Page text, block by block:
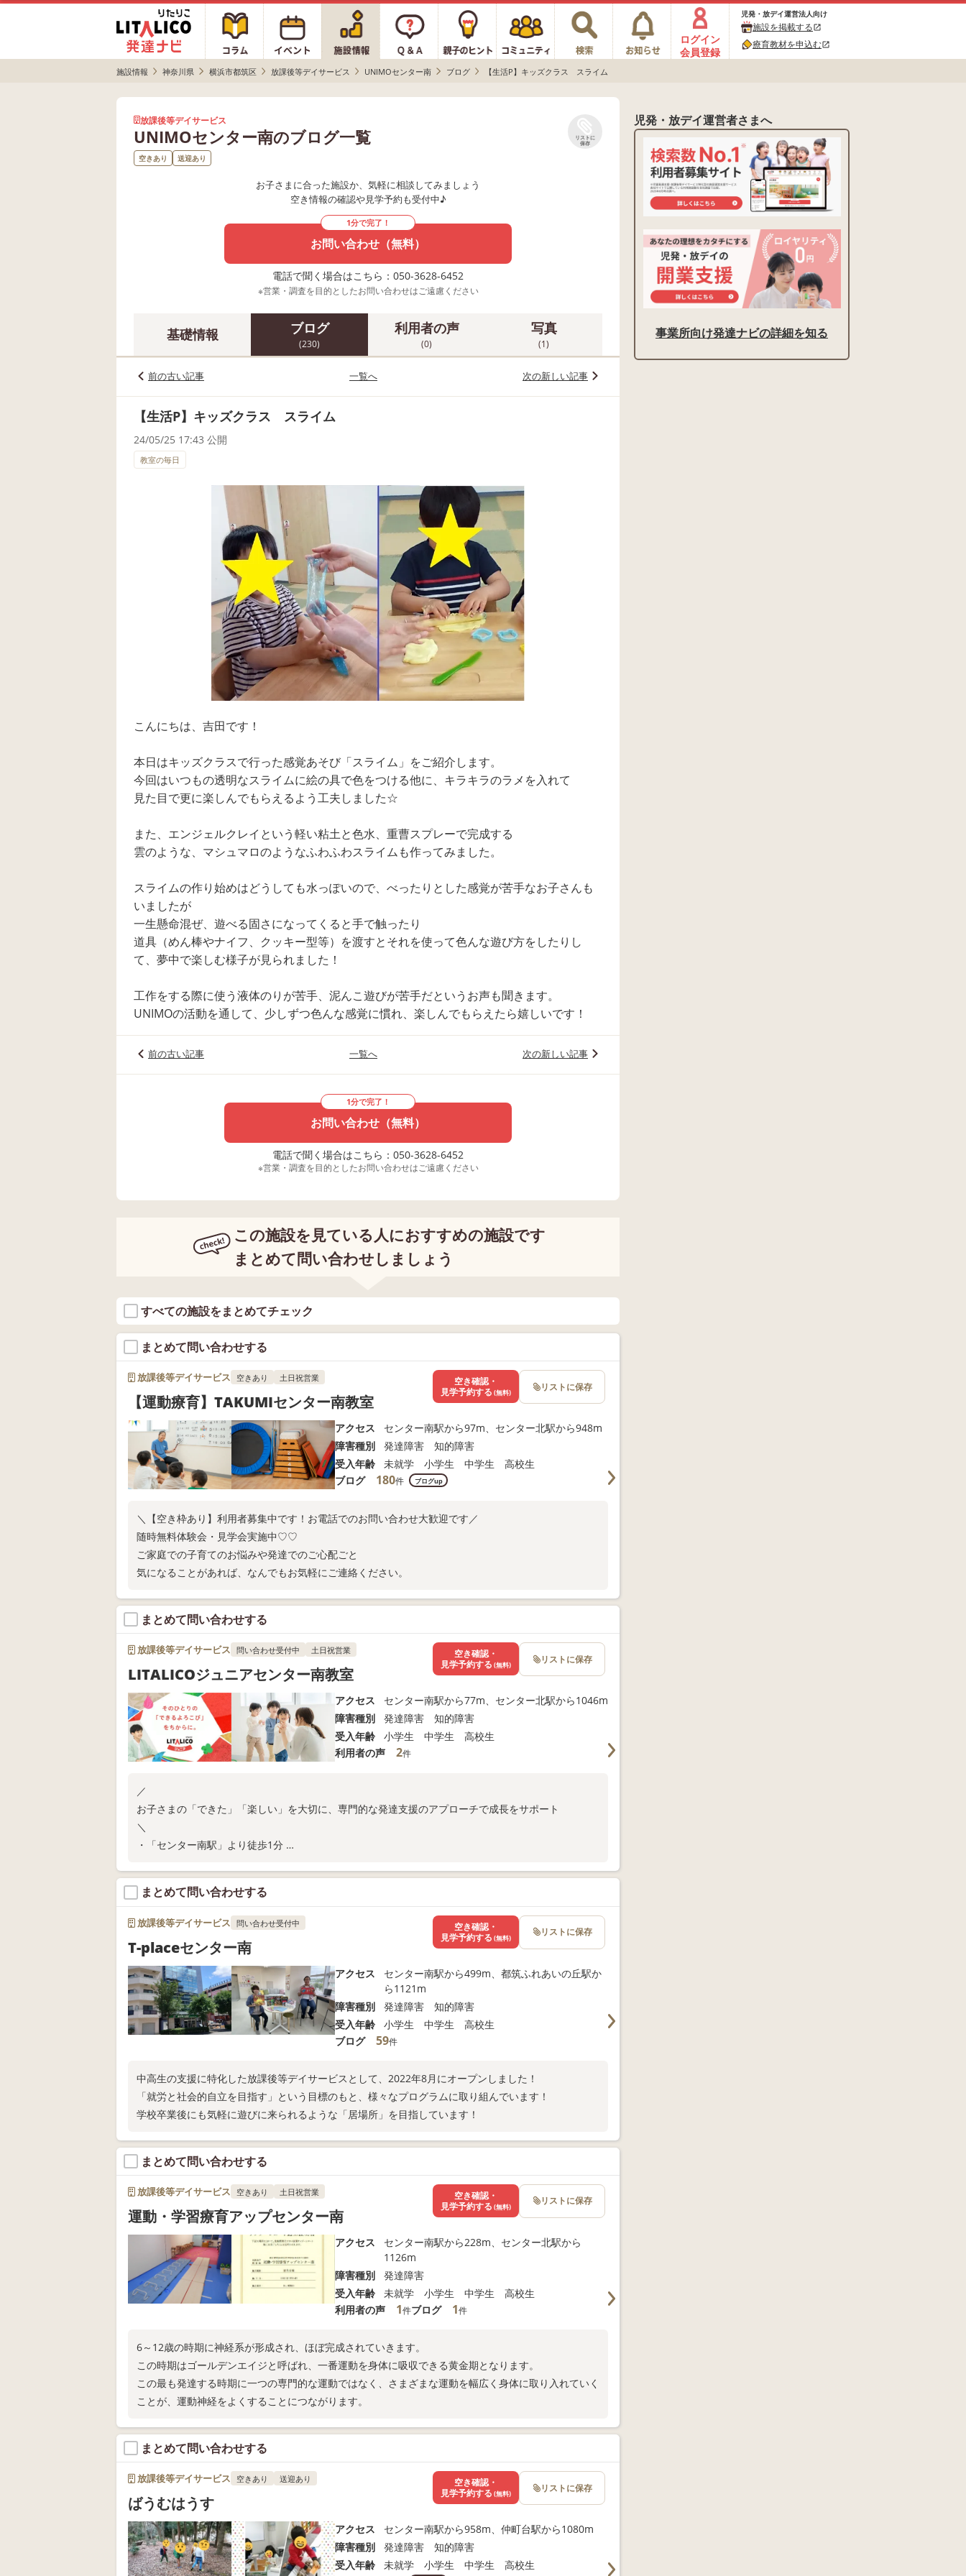
ログイン
会員登録
児発・放デイ運営法人向け
施設を掲載するopen_in_new
療育教材を申込むopen_in_new
施設情報 神奈川県 横浜市都筑区 放課後等デイサービス UNIMOセンター南 ブログ 【生活P】キッズクラス スライム
放課後等デイサービス
UNIMOセンター南のブログ一覧
リストに
保存
空きあり 送迎あり
お子さまに合った施設か、気軽に相談してみましょう
空き情報の確認や見学予約も受付中♪
1分で完了！
お問い合わせ（無料）
電話で聞く場合はこちら：050-3628-6452
※営業・調査を目的としたお問い合わせはご遠慮ください
基礎情報 ブログ
(230)
利用者の声
(0)
写真
(1)
前の古い記事 一覧へ 次の新しい記事
【生活P】キッズクラス スライム
24/05/25 17:43 公開
教室の毎日
こんにちは、吉田です！
本日はキッズクラスで行った感覚あそび「スライム」をご紹介します。
今回はいつもの透明なスライムに絵の具で色をつける他に、キラキラのラメを入れて
見た目で更に楽しんでもらえるよう工夫しました☆
また、エンジェルクレイという軽い粘土と色水、重曹スプレーで完成する
雲のような、マシュマロのようなふわふわスライムも作ってみました。
スライムの作り始めはどうしても水っぽいので、べったりとした感覚が苦手なお子さんも
いましたが
一生懸命混ぜ、遊べる固さになってくると手で触ったり
道具（めん棒やナイフ、クッキー型等）を渡すとそれを使って色んな遊び方をしたりし
て、夢中で楽しむ様子が見られました！
工作をする際に使う液体のりが苦手、泥んこ遊びが苦手だというお声も聞きます。
UNIMOの活動を通して、少しずつ色んな感覚に慣れ、楽しんでもらえたら嬉しいです！
前の古い記事 一覧へ 次の新しい記事
1分で完了！
お問い合わせ（無料）
電話で聞く場合はこちら：050-3628-6452
※営業・調査を目的としたお問い合わせはご遠慮ください
この施設を見ている人におすすめの施設です
まとめて問い合わせしましょう
すべての施設をまとめてチェック
まとめて問い合わせする
放課後等デイサービス 空きあり 土日祝営業
【運動療育】TAKUMIセンター南教室
アクセス
センター南駅から97m、センター北駅から948m
障害種別
発達障害 知的障害
受入年齢
未就学 小学生 中学生 高校生
ブログ
180件 ブログup
＼【空き枠あり】利用者募集中です！お電話でのお問い合わせ大歓迎です／
随時無料体験会・見学会実施中♡♡
ご家庭での子育てのお悩みや発達でのご心配ごと
気になることがあれば、なんでもお気軽にご連絡ください。
空き確認・
見学予約する (無料) リストに保存
まとめて問い合わせする
放課後等デイサービス 問い合わせ受付中 土日祝営業
LITALICOジュニアセンター南教室
アクセス
センター南駅から77m、センター北駅から1046m
障害種別
発達障害 知的障害
受入年齢
小学生 中学生 高校生
利用者の声
2件
／
お子さまの「できた」「楽しい」を大切に、専門的な発達支援のアプローチで成長をサポート
＼
・「センター南駅」より徒歩1分
教室の空き状況や無料体験については、以下よりお問い合わせください！
空き確認・
見学予約する (無料) リストに保存
まとめて問い合わせする
放課後等デイサービス 問い合わせ受付中
T-placeセンター南
アクセス
センター南駅から499m、都筑ふれあいの丘駅か
ら1121m
障害種別
発達障害 知的障害
受入年齢
小学生 中学生 高校生
ブログ
59件
中高生の支援に特化した放課後等デイサービスとして、2022年8月にオープンしました！
「就労と社会的自立を目指す」という目標のもと、様々なプログラムに取り組んでいます！
学校卒業後にも気軽に遊びに来られるような「居場所」を目指しています！
空き確認・
見学予約する (無料) リストに保存
まとめて問い合わせする
放課後等デイサービス 空きあり 土日祝営業
運動・学習療育アップセンター南
アクセス
センター南駅から228m、センター北駅から
1126m
障害種別
発達障害
受入年齢
未就学 小学生 中学生 高校生
利用者の声
1件ブログ 1件
6～12歳の時期に神経系が形成され、ほぼ完成されていきます。
この時期はゴールデンエイジと呼ばれ、一番運動を身体に吸収できる黄金期となります。
この最も発達する時期に一つの専門的な運動ではなく、さまざまな運動を幅広く身体に取り入れていく
ことが、運動神経をよくすることにつながります。
空き確認・
見学予約する (無料) リストに保存
まとめて問い合わせする
放課後等デイサービス 空きあり 送迎あり
ばうむはうす
アクセス
センター南駅から958m、仲町台駅から1080m
障害種別
発達障害 知的障害
受入年齢
未就学 小学生 中学生 高校生
空き確認・
見学予約する (無料) リストに保存
児発・放デイ運営者さまへ
事業所向け発達ナビの詳細を知る